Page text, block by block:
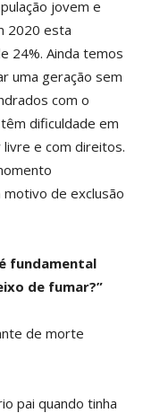
jovem e
2020 esta
24%. Ainda temos
uma geração sem
com o
dificuldade em
e com direitos.
de exclusão
fundamental
de fumar?”
de morte
pai quando tinha